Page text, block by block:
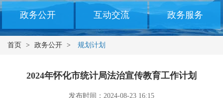
政务公开 互动交流 政务服务
首页 > 政务公开 > 规划计划
2024年怀化市统计局法治宣传教育工作计划
发布时间：2024-08-23 16:15